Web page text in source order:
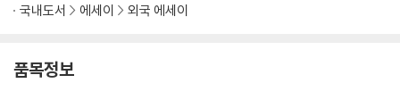
국내도서 에세이 외국 에세이
품목정보